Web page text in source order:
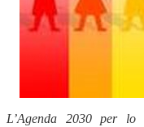
L’Agenda 2030 per lo